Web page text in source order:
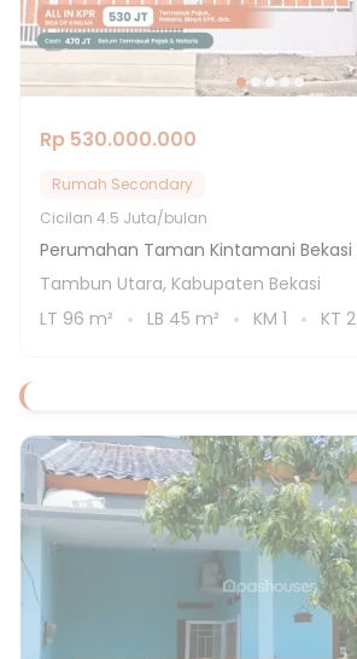
Rp 530.000.000
Rumah Secondary
Cicilan 4.5 Juta/bulan
Perumahan Taman Kintamani Bekasi
Tambun Utara, Kabupaten Bekasi
LT 96 m² LB 45 m² KM 1 KT 2